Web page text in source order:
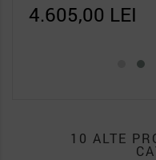
4.605,00 LEI
10 ALTE